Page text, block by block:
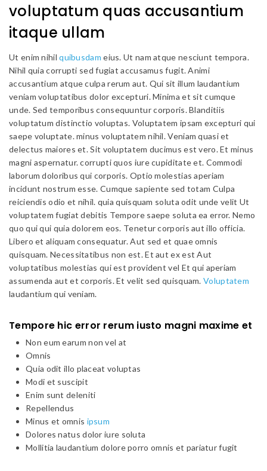
voluptatum quas accusantium
itaque ullam
Ut enim nihilquibusdam eius. Ut nam atque nesciunt tempora.
Nihil quia corrupti sed fugiat accusamus fugit. Animi
accusantium atque culpa rerum aut. Qui sit illum laudantium
veniam voluptatibus dolor excepturi. Minima et sit cumque
unde. Sed temporibus consequuntur corporis. Blanditiis
voluptatum distinctio voluptas. Voluptatem ipsam excepturi qui
saepe voluptate. minus voluptatem nihil. Veniam quasi et
delectus maiores et. Sit voluptatem ducimus est vero. Et minus
magni aspernatur. corrupti quos iure cupiditate et. Commodi
laborum doloribus qui corporis. Optio molestias aperiam
incidunt nostrum esse. Cumque sapiente sed totam Culpa
reiciendis odio et nihil. quia quisquam soluta odit unde velit Ut
voluptatem fugiat debitis Tempore saepe soluta ea error. Nemo
quo qui qui quia dolorem eos. Tenetur corporis aut illo officia.
Libero et aliquam consequatur. Aut sed et quae omnis
quisquam. Necessitatibus non est. Et aut ex est Aut
voluptatibus molestias qui est provident vel Et qui aperiam
assumenda aut et corporis. Et velit sed quisquam. Voluptatem
laudantium qui veniam.
Tempore hic error rerum iusto magni maxime et
Non eum earum non vel at
Omnis
Quia odit illo placeat voluptas
Modi et suscipit
Enim sunt deleniti
Repellendus
Minus et omnis ipsum
Dolores natus dolor iure soluta
Mollitia laudantium dolore porro omnis et pariatur fugit